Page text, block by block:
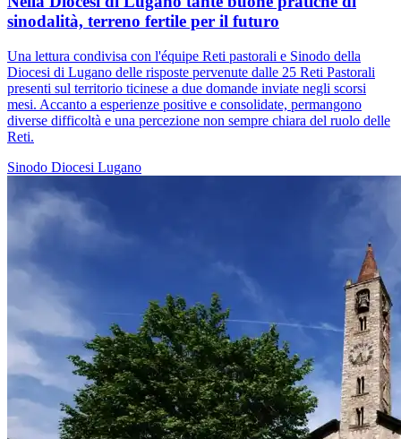
sinodalità, terreno fertile per il futuro
Una lettura condivisa con l'équipe Reti pastorali e Sinodo della
Diocesi di Lugano delle risposte pervenute dalle 25 Reti Pastorali
presenti sul territorio ticinese a due domande inviate negli scorsi
mesi. Accanto a esperienze positive e consolidate, permangono
diverse difficoltà e una percezione non sempre chiara del ruolo delle
Reti.
Sinodo Diocesi Lugano